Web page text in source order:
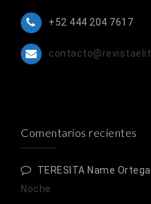
+52 444 204 7617
Comentarios recientes
TERESITA Name Ortega
Noche